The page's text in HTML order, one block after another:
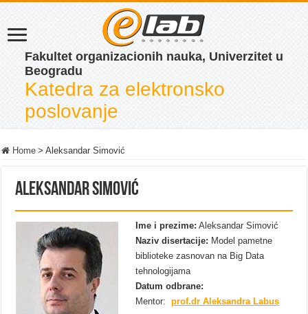
Fakultet organizacionih nauka, Univerzitet u
Beogradu
Katedra za elektronsko
poslovanje
Home > Aleksandar Simović
Aleksandar Simović
Ime i prezime: Aleksandar Simović
Naziv disertacije: Model pametne
biblioteke zasnovan na Big Data
tehnologijama
Datum odbrane:
Mentor:prof.dr Aleksandra Labus